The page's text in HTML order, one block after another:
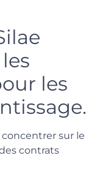
les
sur le
contrats